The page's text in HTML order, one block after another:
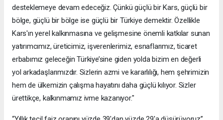
desteklemeye devam edeceğiz. Çünkü güçlü bir Kars, güçlü bir
bölge, güçlü bir bölge ise güçlü bir Türkiye demektir. Özellikle
Kars'ın yerel kalkınmasına ve gelişmesine önemli katkılar sunan
yatırımcımız, üreticimiz, işverenlerimiz, esnaflarımız, ticaret
erbabımız geleceğin Türkiye’sine giden yolda bizim en değerli
yol arkadaşlarımızdır. Sizlerin azmi ve kararlılığı, hem şehrimizin
hem de ülkemizin çalışma hayatını daha güçlü kılıyor. Sizler
ürettikçe, kalkınmamız ivme kazanıyor."